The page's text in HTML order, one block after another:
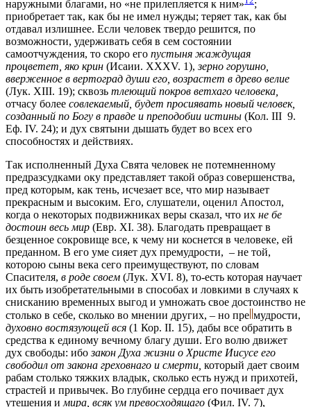
наружными благами, но «не прилепляется к ним»
;
приобретает так, как бы не имел нужды; теряет так, как бы
отдавал излишнее. Если человек твердо решится, по
возможности, удерживать себя в сем состоянии
самоотчуждения, то скоро его пустыня жаждущая
процветет, яко крин (Исаии. XXXV. 1),зерно горушно,
вверженное в вертоград души его, возрастет в древо велие
(Лук. XIII. 19); сквозь тлеющий покров ветхаго человека,
отчасу более совлекаемый, будет просиявать новый человек,
созданный по Богу в правде и преподобии истины (Кол. III 9.
Еф. IV. 24); и дух святыни дышать будет во всех его
способностях и действиях.
Так исполненный Духа Свята человек не потемненному
предразсудками оку представляет такой образ совершенства,
пред которым, как тень, исчезает все, что мир называет
прекрасным и высоким. Его, слушатели, оценил Апостол,
когда о некоторых подвижниках веры сказал, что их не бе
достоин весь мир (Евр. XI. 38). Благодать превращает в
безценное сокровище все, к чему ни коснется в человеке, ей
преданном. В его уме сияет дух премудрости, – не той,
которою сыны века сего преимуществуют, по словам
Спасителя, в роде своем (Лук. XVI. 8), то-есть которая научает
их быть изобретательными в способах и ловкими в случаях к
снисканию временных выгод и умножать свое достоинство не
столько в себе, сколько во мнении других, – но пре мудрости,
духовно востязующей вся (1 Кор. II. 15), дабы все обратить в
средства к единому вечному благу души. Его волю движет
дух свободы: ибозакон Духа жизни о Христе Иисусе его
свободил от закона греховнаго и смерти, который дает своим
рабам столько тяжких владык, сколько есть нужд и прихотей,
страстей и привычек. Во глубине сердца его почивает дух
утешения и мира, всяк ум превосходящаго (Фил. IV. 7),